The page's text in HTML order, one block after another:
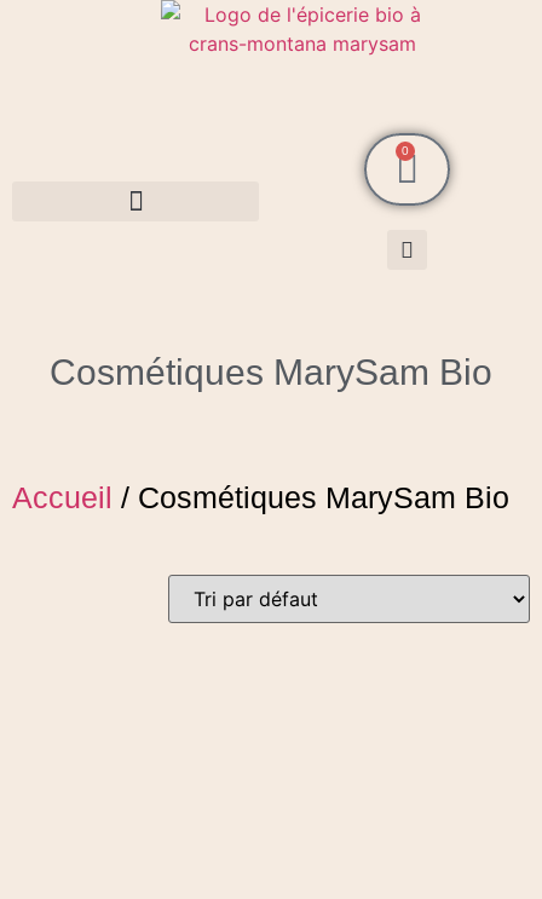
0
Cosmétiques MarySam Bio
Accueil / Cosmétiques MarySam Bio